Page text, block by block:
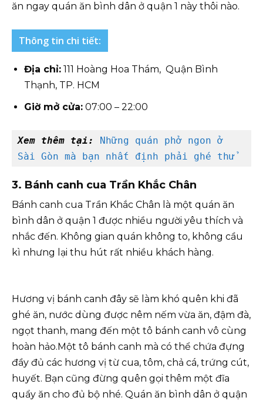
ăn ngay quán ăn bình dân ở quận 1 này thôi nào.
Thông tin chi tiết:
Địa chỉ: 111 Hoàng Hoa Thám, Quận Bình
Thạnh, TP. HCM
Giờ mở cửa: 07:00 – 22:00
Xem thêm tại: Những quán phở ngon ở
Sài Gòn mà bạn nhất định phải ghé thử
3. Bánh canh cua Trần Khắc Chân
Bánh canh cua Trần Khắc Chân là một quán ăn
bình dân ở quận 1 được nhiều người yêu thích và
nhắc đến. Không gian quán không to, không cầu
kì nhưng lại thu hút rất nhiều khách hàng.
Hương vị bánh canh đây sẽ làm khó quên khi đã
ghé ăn, nước dùng được nêm nếm vừa ăn, đậm đà,
ngọt thanh, mang đến một tô bánh canh vô cùng
hoàn hảo.Một tô bánh canh mà có thể chứa đựng
đầy đủ các hương vị từ cua, tôm, chả cá, trứng cút,
huyết. Bạn cũng đừng quên gọi thêm một đĩa
quẩy ăn cho đủ bộ nhé. Quán ăn bình dân ở quận